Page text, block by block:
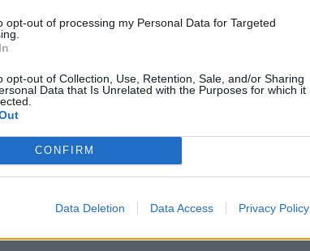
opt-out of processing my Personal Data for Targeted
opt-out of Collection, Use, Retention, Sale, and/or Sharing
Data that Is Unrelated with the Purposes for which it
CONFIRM
Data Deletion Data Access Privacy Policy